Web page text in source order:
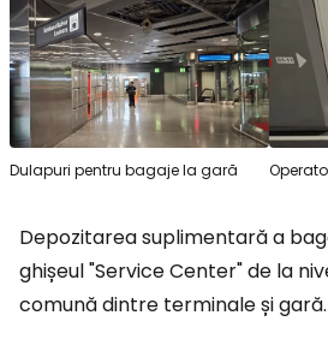
Dulapuri pentru bagaje la gară
Depozitarea suplimentară a
ghișeul "Service Center" de la
comună dintre terminale și gară.